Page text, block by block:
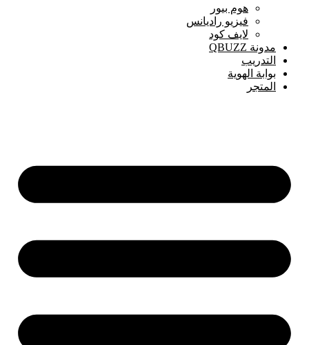
هوم بيور
فيزيو راديانس
لايف كود
مدونة QBUZZ
التدريب
بوابة الهوية
المتجر